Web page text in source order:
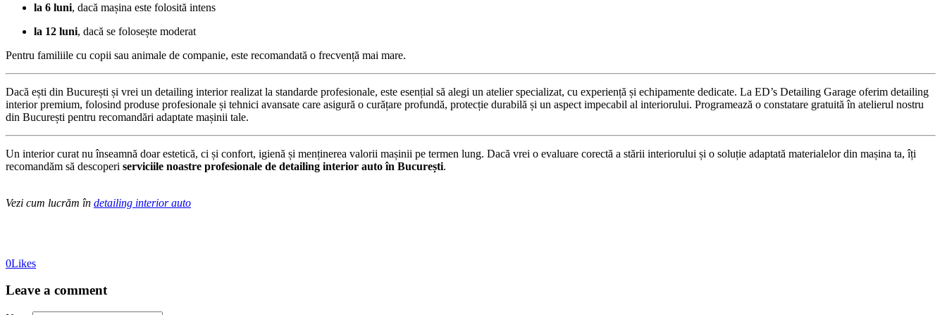
la 6 luni, dacă mașina este folosită intens
la 12 luni, dacă se folosește moderat
Pentru familiile cu copii sau animale de companie, este recomandată o frecvență mai mare.
Dacă ești din București și vrei un detailing interior realizat la standarde profesionale, este esențial să alegi un atelier specializat, cu experiență și echipamente dedicate. La ED’s Detailing Garage oferim detailing
interior premium, folosind produse profesionale și tehnici avansate care asigură o curățare profundă, protecție durabilă și un aspect impecabil al interiorului. Programează o constatare gratuită în atelierul nostru
din București pentru recomandări adaptate mașinii tale.
Un interior curat nu înseamnă doar estetică, ci și confort, igienă și menținerea valorii mașinii pe termen lung. Dacă vrei o evaluare corectă a stării interiorului și o soluție adaptată materialelor din mașina ta, îți
recomandăm să descoperi serviciile noastre profesionale de detailing interior auto în București.
Vezi cum lucrăm în detailing interior auto
0Likes
Leave a comment